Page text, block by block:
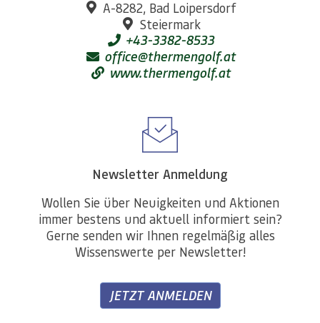
A-8282, Bad Loipersdorf
Steiermark
+43-3382-8533
office@thermengolf.at
www.thermengolf.at
Newsletter Anmeldung
Wollen Sie über Neuigkeiten und Aktionen
immer bestens und aktuell informiert sein?
Gerne senden wir Ihnen regelmäßig alles
Wissenswerte per Newsletter!
JETZT ANMELDEN